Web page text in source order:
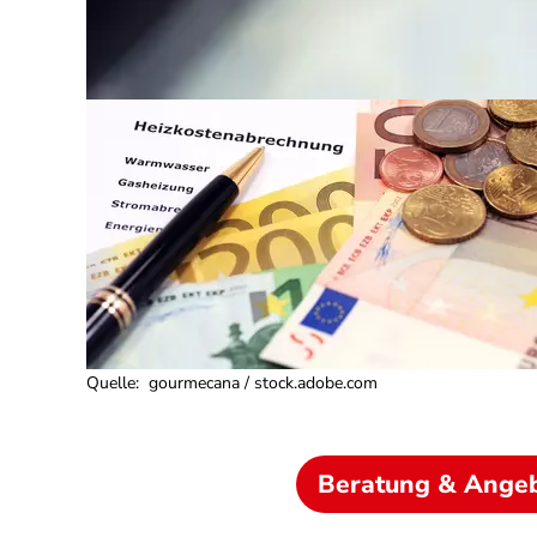
Quelle: gourmecana / stock.adobe.com
Beratung &